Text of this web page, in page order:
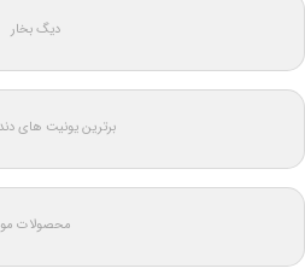
دیگ بخار
برترین یونیت های
محصولات مو